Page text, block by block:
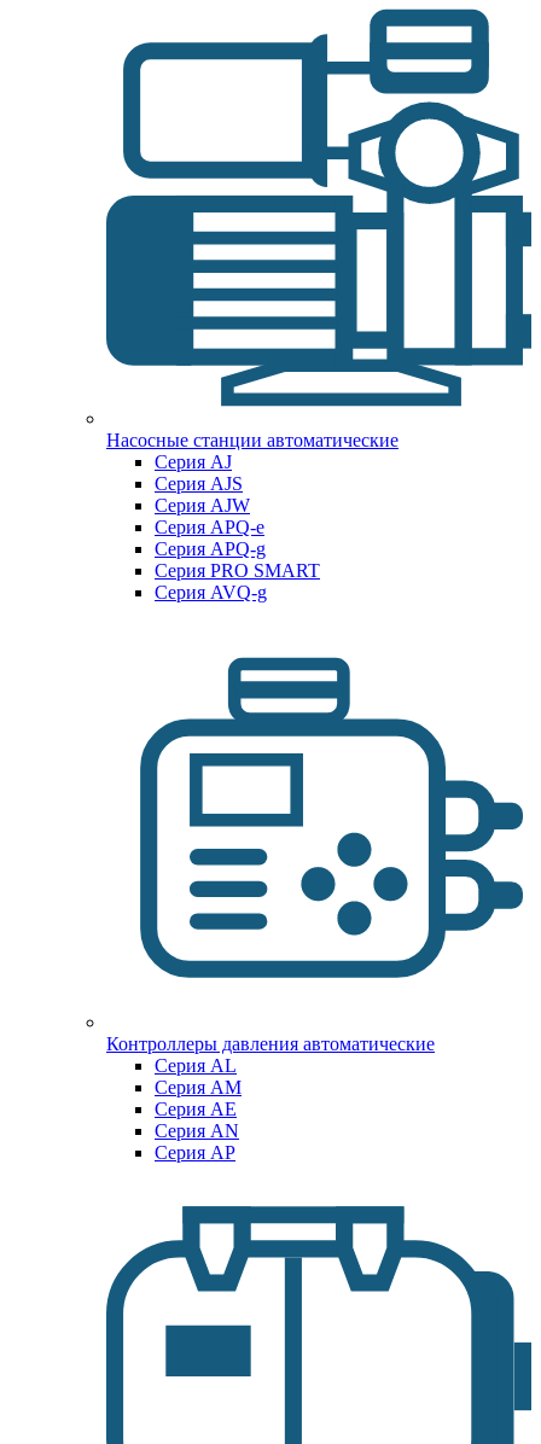
Насосные станции автоматические
Серия AJ
Серия AJS
Серия AJW
Серия APQ-e
Серия APQ-g
Серия PRO SMART
Серия AVQ-g
Контроллеры давления автоматические
Cерия AL
Cерия AM
Серия AE
Серия AN
Серия AP